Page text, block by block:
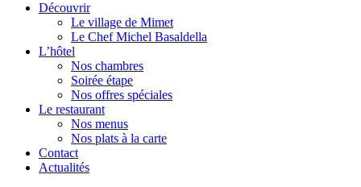
Découvrir
Le village de Mimet
Le Chef Michel Basaldella
L’hôtel
Nos chambres
Soirée étape
Nos offres spéciales
Le restaurant
Nos menus
Nos plats à la carte
Contact
Actualités